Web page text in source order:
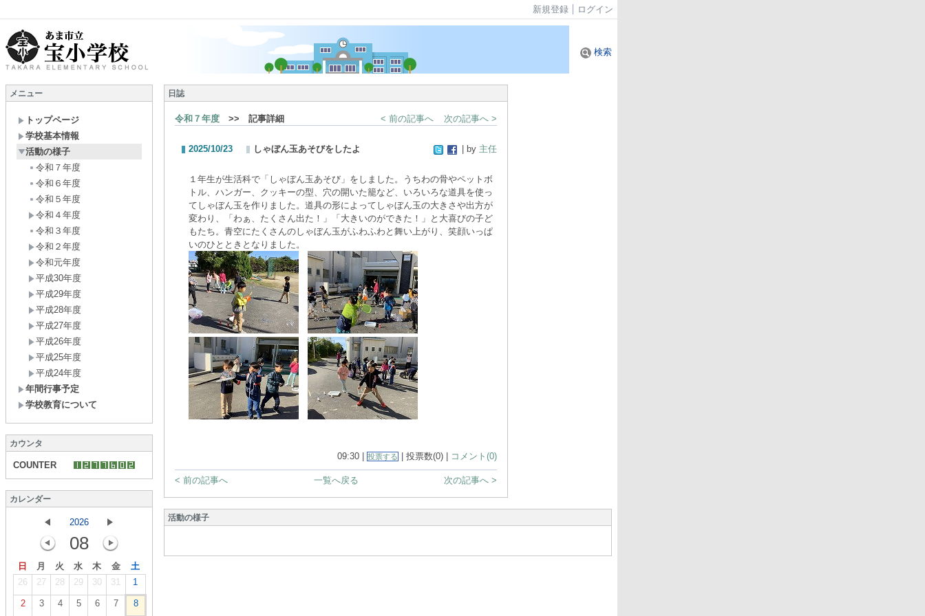
新規登録 ログイン
検索
メニュー
トップページ
学校基本情報
活動の様子
令和７年度
令和６年度
令和５年度
令和４年度
令和３年度
令和２年度
令和元年度
平成30年度
平成29年度
平成28年度
平成27年度
平成26年度
平成25年度
平成24年度
年間行事予定
学校教育について
カウンタ
COUNTER
カレンダー
2026
08
日 月 火 水 木 金
土
26
27 28 29 30 31 1
2 3 4 5 6 7 8
日誌
令和７年度 >> 記事詳細 < 前の記事へ 次の記事へ >
2025/10/23 しゃぼん玉あそびをしたよ | by 主任
１年生が生活科で「しゃぼん玉あそび」をしました。うちわの骨やペットボ
トル、ハンガー、クッキーの型、穴の開いた籠など、いろいろな道具を使っ
てしゃぼん玉を作りました。 道具の形によってしゃぼん玉の大きさや出方が
変わり、「わぁ、たくさん出た！」「大きいのができた！」と大喜びの子ど
もたち。青空にたくさんのしゃぼん玉がふわふわと舞い上がり、笑顔いっぱ
いのひとときとなりました。
09:30 | 投票する | 投票数(0) | コメント(0)
< 前の記事へ 次の記事へ >
一覧へ戻る
活動の様子